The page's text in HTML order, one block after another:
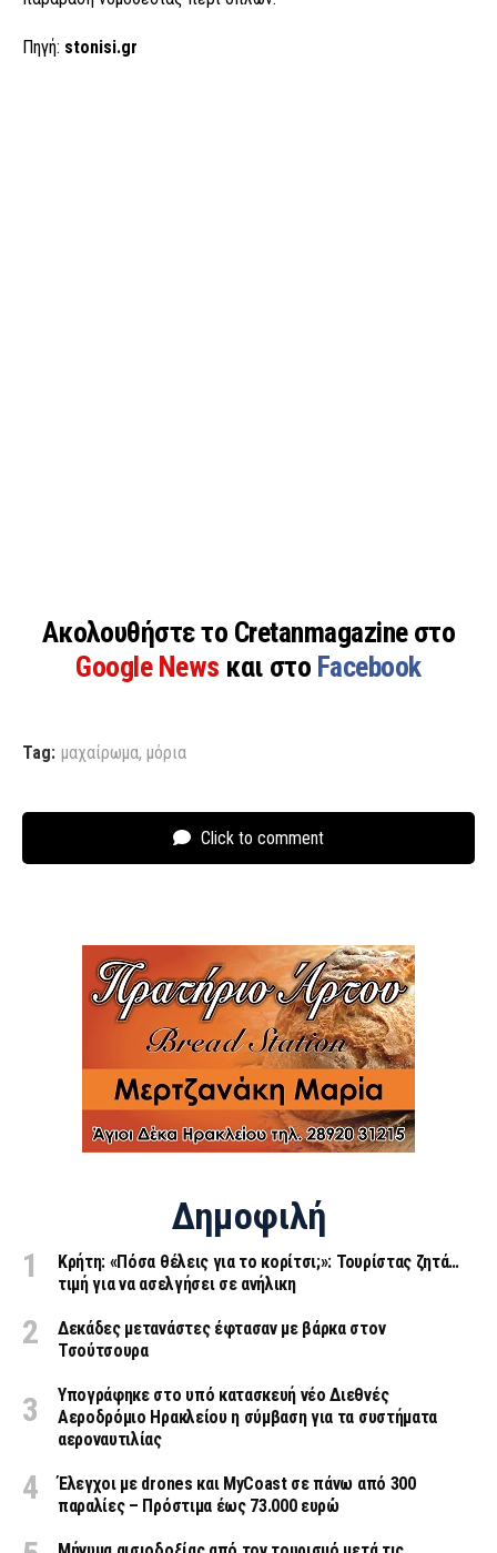
Πηγή: stonisi.gr
Ακολουθήστε το Cretanmagazine στο
Google News και στο Facebook
Tag: μαχαίρωμα, μόρια
Click to comment
Δημοφιλή
Κρήτη: «Πόσα θέλεις για το κορίτσι;»: Τουρίστας ζητά…
τιμή για να ασελγήσει σε ανήλικη
Δεκάδες μετανάστες έφτασαν με βάρκα στον
Τσούτσουρα
Υπογράφηκε στο υπό κατασκευή νέο Διεθνές
Αεροδρόμιο Ηρακλείου η σύμβαση για τα συστήματα
αεροναυτιλίας
Έλεγχοι με drones και MyCoast σε πάνω από 300
παραλίες – Πρόστιμα έως 73.000 ευρώ